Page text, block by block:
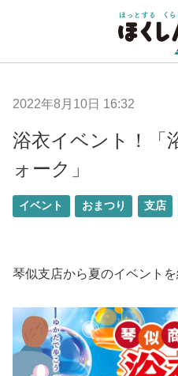
2022年8月10日 16:32
浴衣イベント！「
ォーク」
イベント おまつり 支店
琴似支店から夏のイベント